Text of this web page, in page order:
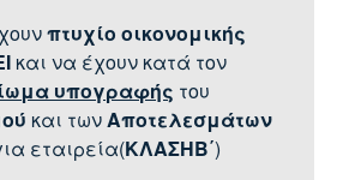
πτυχίο οικονομικής
και να έχουν κατά τον
υπογραφής του
και τωνΑποτελεσμάτων
εταιρεία(ΚΛΑΣΗΒ΄)